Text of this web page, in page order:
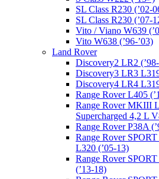
SL Class R230 (’02-
SL Class R230 (’07-
Vito / Viano W639
Vito W638 (’96-’03)
Land Rover
Discovery2 LR2
Discovery3 LR3
Discovery4 LR4
Range Rover L405
Range Rover MKIII
Supercharged 4,2 L
Range Rover P38A
Range Rover
L320 (’05-13)
Range Rover
(’13-18)